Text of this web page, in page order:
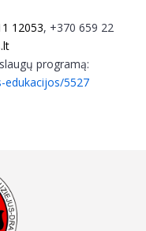
12053, +370 659 22
programą:
edukacijos/5527